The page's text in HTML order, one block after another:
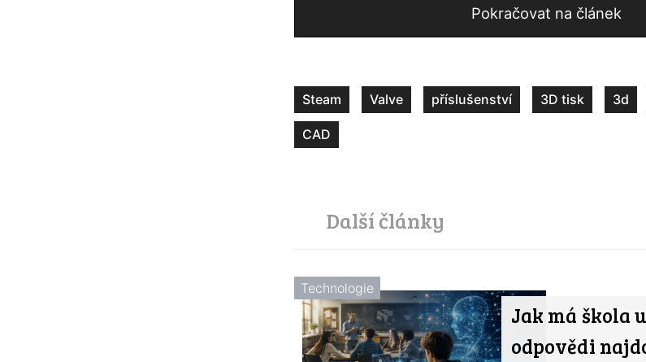
Pokračovat na článek
Steam Valve příslušenství 3D tisk 3d
CAD
Další články
Jak má škola
odpovědi
Technologie